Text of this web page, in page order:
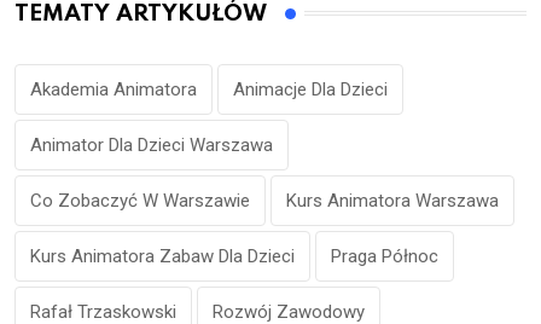
TEMATY ARTYKUŁÓW
Akademia Animatora Animacje Dla Dzieci
Animator Dla Dzieci Warszawa
Co Zobaczyć W Warszawie Kurs Animatora Warszawa
Kurs Animatora Zabaw Dla Dzieci Praga Północ
Rafał Trzaskowski Rozwój Zawodowy